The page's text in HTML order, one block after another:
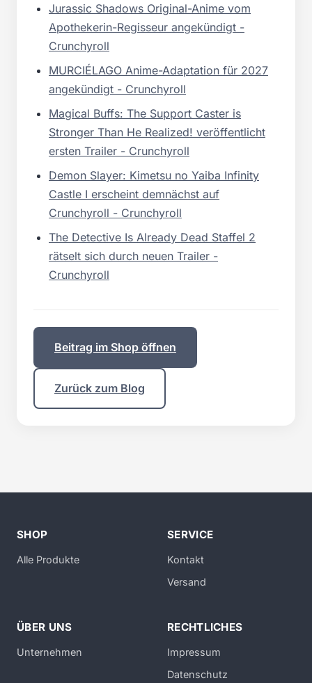
Jurassic Shadows Original-Anime vom
Apothekerin-Regisseur angekündigt -
Crunchyroll
MURCIÉLAGO Anime-Adaptation für 2027
angekündigt - Crunchyroll
Magical Buffs: The Support Caster is
Stronger Than He Realized! veröffentlicht
ersten Trailer - Crunchyroll
Demon Slayer: Kimetsu no Yaiba Infinity
Castle I erscheint demnächst auf
Crunchyroll - Crunchyroll
The Detective Is Already Dead Staffel 2
rätselt sich durch neuen Trailer -
Crunchyroll
Beitrag im Shop öffnen
Zurück zum Blog
SHOP
Alle Produkte
SERVICE
Kontakt
Versand
ÜBER UNS
Unternehmen
RECHTLICHES
Impressum
Datenschutz